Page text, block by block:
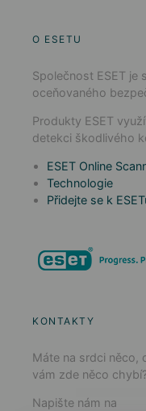
O ESETU
Společnost ESET je
oceňovaného
Produkty ESET
detekci škodlivého
ESET Online
Technologie
Přidejte se k
KONTAKTY
Máte na srdci něco,
vám zde něco
Napište nám na